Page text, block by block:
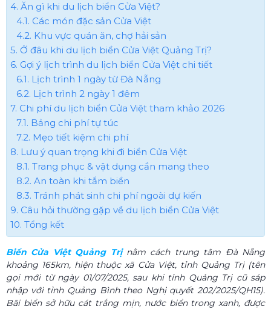
4. Ăn gì khi du lịch biển Cửa Việt?
4.1. Các món đặc sản Cửa Việt
4.2. Khu vực quán ăn, chợ hải sản
5. Ở đâu khi du lịch biển Cửa Việt Quảng Trị?
6. Gợi ý lịch trình du lịch biển Cửa Việt chi tiết
6.1. Lịch trình 1 ngày từ Đà Nẵng
6.2. Lịch trình 2 ngày 1 đêm
7. Chi phí du lịch biển Cửa Việt tham khảo 2026
7.1. Bảng chi phí tự túc
7.2. Mẹo tiết kiệm chi phí
8. Lưu ý quan trọng khi đi biển Cửa Việt
8.1. Trang phục & vật dụng cần mang theo
8.2. An toàn khi tắm biển
8.3. Tránh phát sinh chi phí ngoài dự kiến
9. Câu hỏi thường gặp về du lịch biển Cửa Việt
10. Tổng kết
Biển Cửa Việt Quảng Trịnằm cách trung tâm Đà Nẵng
khoảng 165km, hiện thuộc xã Cửa Việt, tỉnh Quảng Trị (tên
gọi mới từ ngày 01/07/2025, sau khi tỉnh Quảng Trị cũ sáp
nhập với tỉnh Quảng Bình theo Nghị quyết 202/2025/QH15).
Bãi biển sở hữu cát trắng mịn, nước biển trong xanh, được